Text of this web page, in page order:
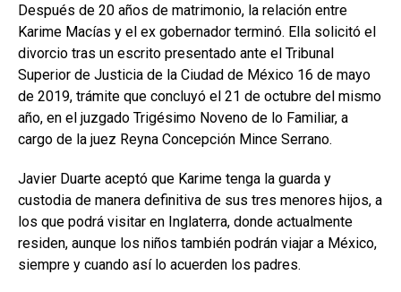
Después de 20 años de matrimonio, la relación entre
Karime Macías y el ex gobernador terminó. Ella solicitó el
divorcio tras un escrito presentado ante el Tribunal
Superior de Justicia de la Ciudad de México 16 de mayo
de 2019, trámite que concluyó el 21 de octubre del mismo
año, en el juzgado Trigésimo Noveno de lo Familiar, a
cargo de la juez Reyna Concepción Mince Serrano.
Javier Duarte aceptó que Karime tenga la guarda y
custodia de manera definitiva de sus tres menores hijos, a
los que podrá visitar en Inglaterra, donde actualmente
residen, aunque los niños también podrán viajar a México,
siempre y cuando así lo acuerden los padres.